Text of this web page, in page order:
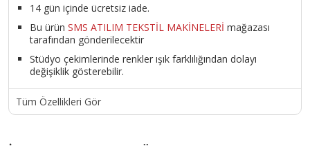
14 gün içinde ücretsiz iade.
Bu ürün SMS ATILIM TEKSTİL MAKİNELERİ mağazası
tarafından gönderilecektir
Stüdyo çekimlerinde renkler ışık farklılığından dolayı
değişiklik gösterebilir.
Tüm Özellikleri Gör